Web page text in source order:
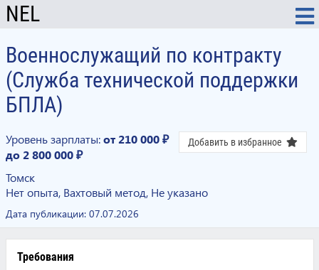
NEL
Военнослужащий по контракту
(Служба технической поддержки
БПЛА)
Добавить в избранное
Уровень зарплаты:от 210 000 ₽
до 2 800 000 ₽
Томск
Нет опыта, Вахтовый метод, Не указано
Дата публикации: 07.07.2026
Требования